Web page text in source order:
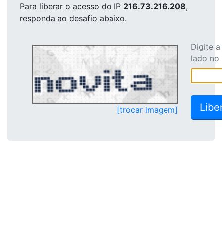
Para liberar o acesso do IP 216.73.216.208,
responda ao desafio abaixo.
[trocar imagem]
Digite
lado no